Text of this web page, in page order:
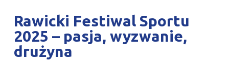
Rawicki Festiwal Sportu
2025 – pasja, wyzwanie,
drużyna